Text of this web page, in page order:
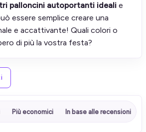
palloncini autoportanti ideali e
essere semplice creare una
e accattivante! Quali colori o
di più la vostra festa?
Più economici In base alle recensioni